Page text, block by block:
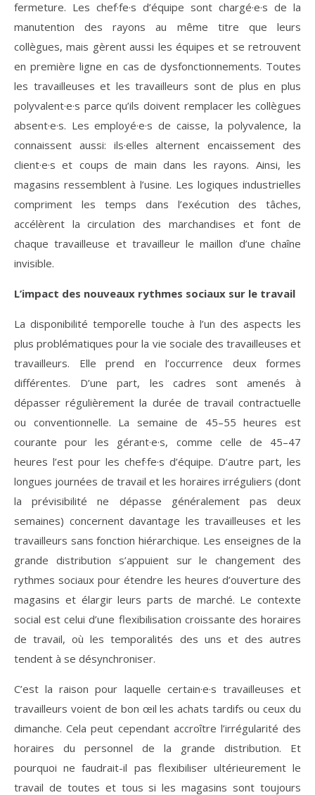
fermeture. Les chef·fe·s d’équipe sont chargé·e·s de la
manutention des rayons au même titre que leurs
collègues, mais gèrent aussi les équipes et se retrouvent
en première ligne en cas de dysfonctionnements. Toutes
les travailleuses et les travailleurs sont de plus en plus
polyvalent·e·s parce qu’ils doivent remplacer les collègues
absent·e·s. Les employé·e·s de caisse, la polyvalence, la
connaissent aussi: ils·elles alternent encaissement des
client·e·s et coups de main dans les rayons. Ainsi, les
magasins ressemblent à l’usine. Les logiques industrielles
compriment les temps dans l’exécution des tâches,
accélèrent la circulation des marchandises et font de
chaque travailleuse et travailleur le maillon d’une chaîne
invisible.
L’impact des nouveaux rythmes sociaux sur le travail
La disponibilité temporelle touche à l’un des aspects les
plus problématiques pour la vie sociale des travailleuses et
travailleurs. Elle prend en l’occurrence deux formes
différentes. D’une part, les cadres sont amenés à
dépasser régulièrement la durée de travail contractuelle
ou conventionnelle. La semaine de 45–55 heures est
courante pour les gérant·e·s, comme celle de 45–47
heures l’est pour les chef·fe·s d’équipe. D’autre part, les
longues journées de travail et les horaires irréguliers (dont
la prévisibilité ne dépasse généralement pas deux
semaines) concernent davantage les travailleuses et les
travailleurs sans fonction hiérarchique. Les enseignes de la
grande distribution s’appuient sur le changement des
rythmes sociaux pour étendre les heures d’ouverture des
magasins et élargir leurs parts de marché. Le contexte
social est celui d’une flexibilisation croissante des horaires
de travail, où les temporalités des uns et des autres
tendent à se désynchroniser.
C’est la raison pour laquelle certain·e·s travailleuses et
travailleurs voient de bon œil les achats tardifs ou ceux du
dimanche. Cela peut cependant accroître l’irrégularité des
horaires du personnel de la grande distribution. Et
pourquoi ne faudrait-il pas flexibiliser ultérieurement le
travail de toutes et tous si les magasins sont toujours